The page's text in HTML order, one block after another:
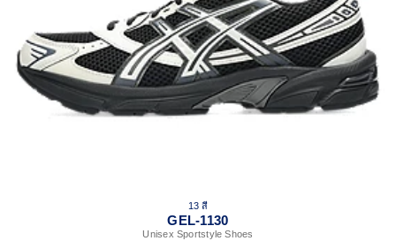
13 สี
GEL-1130
Unisex Sportstyle Shoes